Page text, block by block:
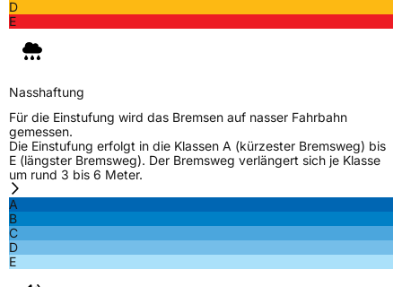
D
E
Nasshaftung
Für die Einstufung wird das Bremsen auf nasser Fahrbahn
gemessen.
Die Einstufung erfolgt in die Klassen A (kürzester Bremsweg) bis
E (längster Bremsweg). Der Bremsweg verlängert sich je Klasse
um rund 3 bis 6 Meter.
A
B
C
D
E